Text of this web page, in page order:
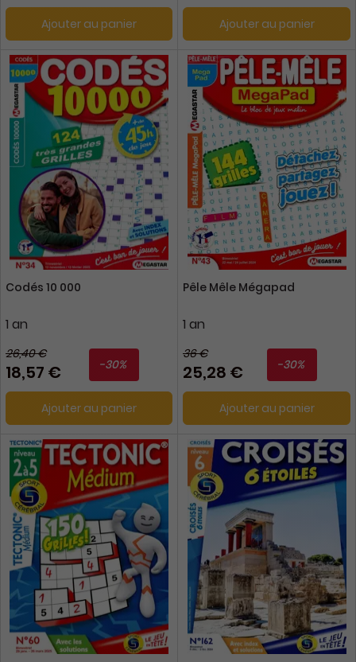
Ajouter au panier Ajouter au panier
Codés 10 000
1 an
26,40 €
18,57 € -30%
Ajouter au panier
Pêle Mêle Mégapad
1 an
36 €
25,28 € -30%
Ajouter au panier